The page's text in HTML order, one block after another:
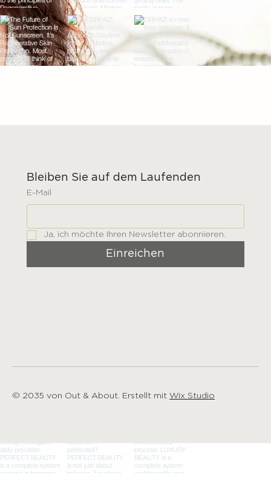
Bleiben Sie auf dem Laufenden
E-Mail
Ja, ich möchte Ihren Newsletter abonnieren.
Einreichen
© 2035 von Out & About. Erstellt mit Wix Studio